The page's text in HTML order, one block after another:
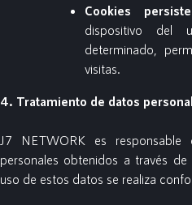
Cookies
dispositivo del
determinado,
visitas.
4. Tratamiento de datos
J7 NETWORK es
personales obtenidos a través
uso de estos datos se realiza